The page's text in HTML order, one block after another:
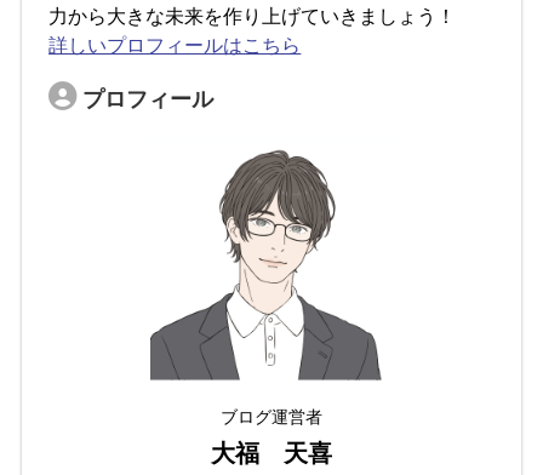
力から大きな未来を作り上げていきましょう！
詳しいプロフィールはこちら
プロフィール
ブログ運営者
大福 天喜